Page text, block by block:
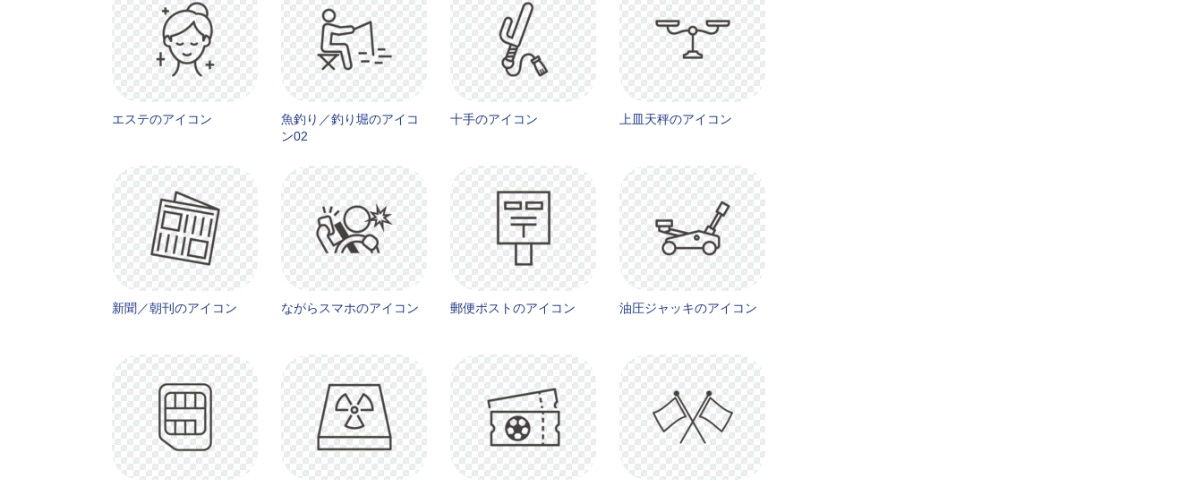
エステのアイコン
魚釣り／釣り堀のアイコ
ン02
十手のアイコン 上皿天秤のアイコン
新聞／朝刊のアイコン ながらスマホのアイコン 郵便ポストのアイコン 油圧ジャッキのアイコン